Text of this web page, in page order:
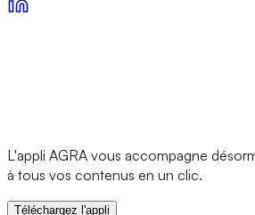
L'appli AGRA vous accompagne
à tous vos contenus en un clic.
Téléchargez l'appli